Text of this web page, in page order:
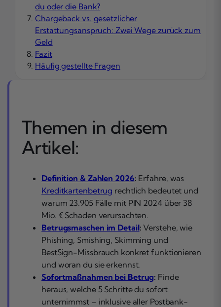
du oder die Bank?
Chargeback vs. gesetzlicher
Erstattungsanspruch: Zwei Wege zurück zum
Geld
Fazit
Häufig gestellte Fragen
Themen in diesem
Artikel:
Definition & Zahlen 2026: Erfahre, was
Kreditkartenbetrug rechtlich bedeutet und
warum 23.905 Fälle mit PIN 2024 über 38
Mio. € Schaden verursachten.
Betrugsmaschen im Detail: Verstehe, wie
Phishing, Smishing, Skimming und
BestSign-Missbrauch konkret funktionieren
und woran du sie erkennst.
Sofortmaßnahmen bei Betrug: Finde
heraus, welche 5 Schritte du sofort
unternimmst – inklusive aller Postbank-